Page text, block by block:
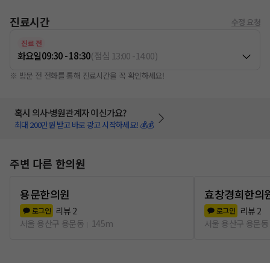
진료시간 수정 요청
진료 전
화요일09:30 - 18:30(점심 13:00-14:00)
※ 방문 전 전화를 통해 진료시간을 꼭 확인하세요!
혹시 의사·병원관계자 이신가요?
최대 200만원 받고 바로 광고 시작하세요! 💰💰
주변 다른 한의원
용문한의원
로그인 리뷰 2
서울 용산구 용문동
145m
효창경희한의
로그인 리뷰 2
서울 용산구 용문동